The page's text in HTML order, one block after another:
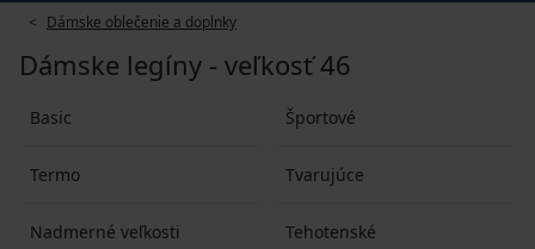
Dámske oblečenie a doplnky
Dámske legíny - veľkosť 46
Basic Športové
Termo Tvarujúce
Nadmerné veľkosti Tehotenské